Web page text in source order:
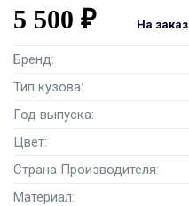
5 500 ₽ На заказ
Бренд:
Тип кузова:
Год выпуска:
Цвет:
Страна Производителя:
Материал: